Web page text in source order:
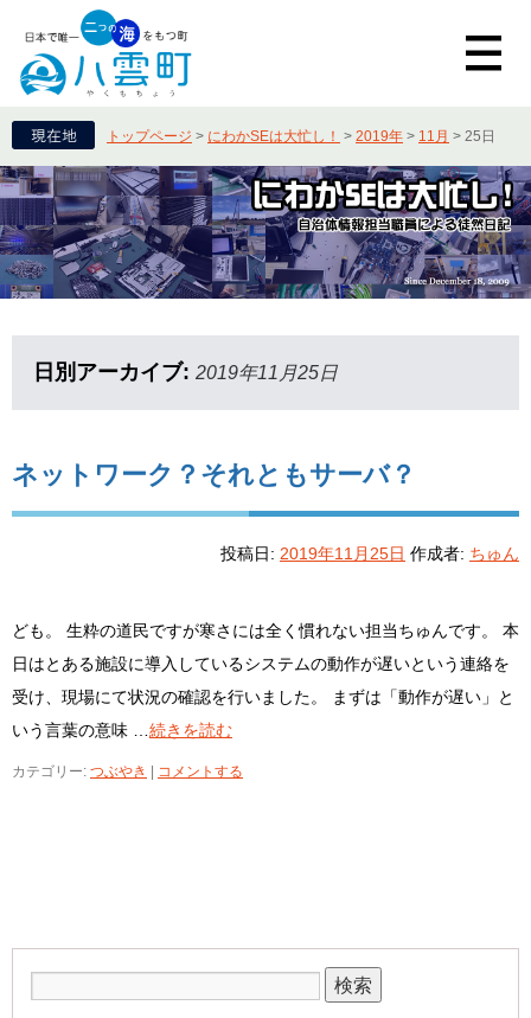
トップページ > にわかSEは大忙し！ > 2019年 > 11月 > 25日
日別アーカイブ: 2019年11月25日
ネットワーク？それともサーバ？
投稿日: 2019年11月25日 作成者: ちゅん
ども。 生粋の道民ですが寒さには全く慣れない担当ちゅんです。 本
日はとある施設に導入しているシステムの動作が遅いという連絡を
受け、現場にて状況の確認を行いました。 まずは「動作が遅い」と
いう言葉の意味 … 続きを読む
カテゴリー: つぶやき コメントする